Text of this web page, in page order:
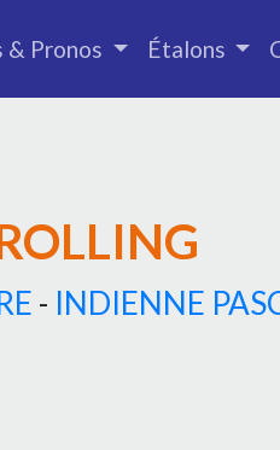
& Pronos Étalons
- INDIENNE